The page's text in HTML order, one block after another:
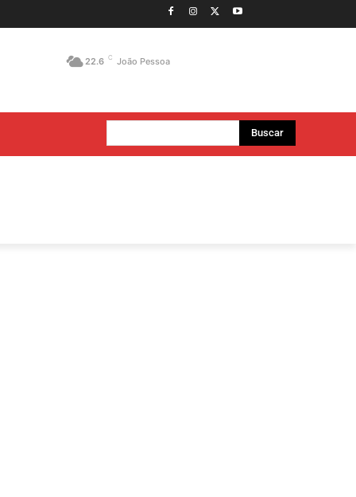
22.6 C João Pessoa
Buscar